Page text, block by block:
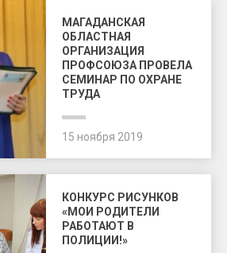
МАГАДАНСКАЯ
ОБЛАСТНАЯ
ОРГАНИЗАЦИЯ
ПРОФСОЮЗА ПРОВЕЛА
СЕМИНАР ПО ОХРАНЕ
ТРУДА
15 ноября 2019
КОНКУРС РИСУНКОВ
«МОИ РОДИТЕЛИ
РАБОТАЮТ В
ПОЛИЦИИ!»